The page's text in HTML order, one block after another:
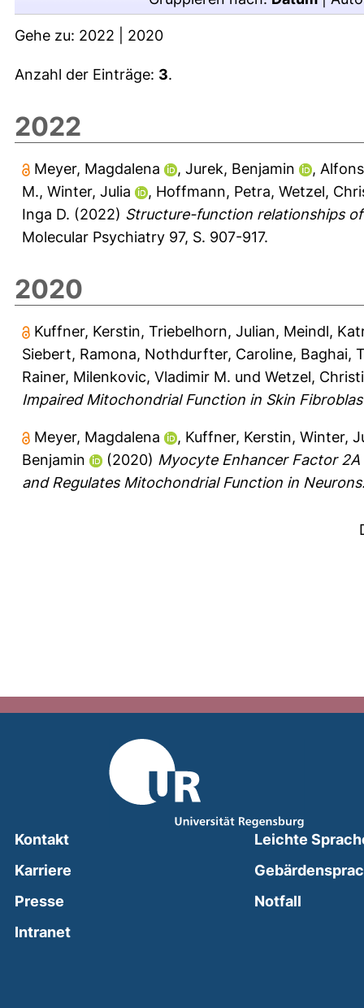
Gehe zu: 2022 2020
Anzahl der Einträge: 3.
2022
Meyer, Magdalena , Jurek, Benjamin ,
M., Winter, Julia , Hoffmann, Petra, Wetzel,
Inga D. (2022) Structure-function relationships
Molecular Psychiatry 97, S. 907-917.
2020
Kuffner, Kerstin, Triebelhorn, Julian, Meindl,
Siebert, Ramona, Nothdurfter, Caroline, Baghai,
Rainer, Milenkovic, Vladimir M. und Wetzel,
Impaired Mitochondrial Function in Skin
Meyer, Magdalena , Kuffner, Kerstin, Winter,
Benjamin
(2020) Myocyte Enhancer Factor
and Regulates Mitochondrial Function in
Kontakt
Karriere
Presse
Intranet(external link, opens in a new window)
Leichte
Notfall